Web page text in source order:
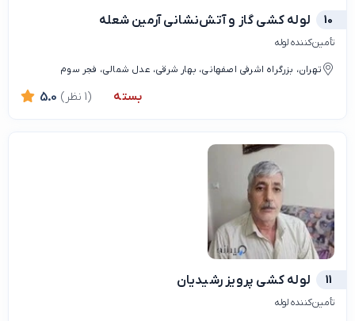
10 لوله کشی گاز و آتش‌نشانی آرمین شعله
تأمین‌کننده لوله
تهران، بزرگراه اشرفی اصفهانی، بهار شرقی، عدل شمالی، فجر سوم
بسته 5.0 (1 نظر)
11 لوله کشی پرویز رشیدیان
تأمین‌کننده لوله